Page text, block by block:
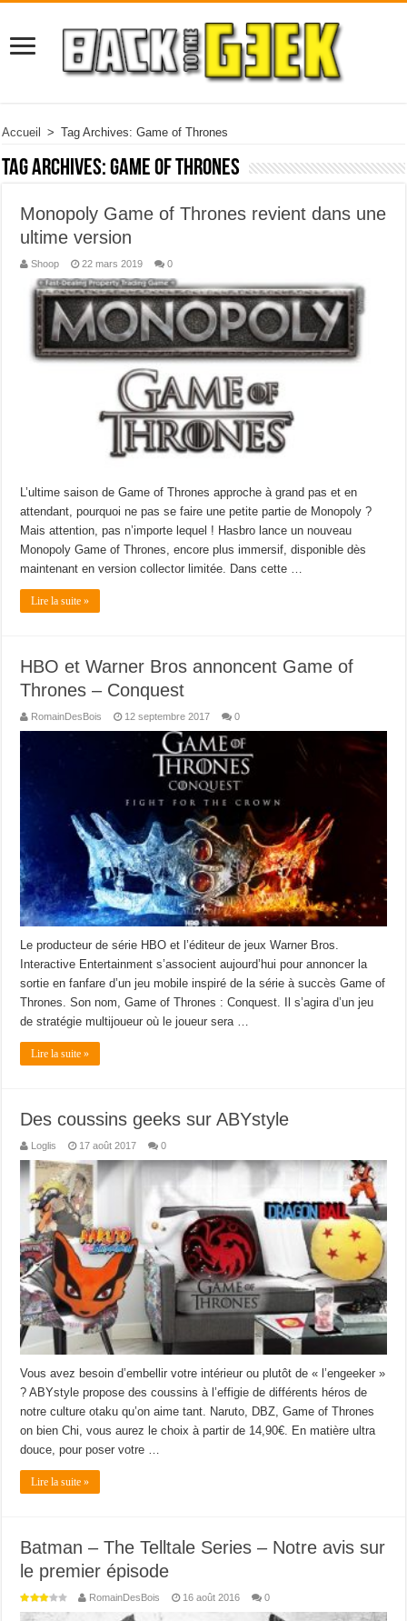
Accueil > Tag Archives: Game of Thrones
Tag Archives:Game of Thrones
Monopoly Game of Thrones revient dans une
ultime version
Shoop 22 mars 2019 0
L’ultime saison de Game of Thrones approche à grand pas et en
attendant, pourquoi ne pas se faire une petite partie de Monopoly ?
Mais attention, pas n’importe lequel ! Hasbro lance un nouveau
Monopoly Game of Thrones, encore plus immersif, disponible dès
maintenant en version collector limitée. Dans cette …
Lire la suite »
HBO et Warner Bros annoncent Game of
Thrones – Conquest
RomainDesBois 12 septembre 2017 0
Le producteur de série HBO et l’éditeur de jeux Warner Bros.
Interactive Entertainment s’associent aujourd’hui pour annoncer la
sortie en fanfare d’un jeu mobile inspiré de la série à succès Game of
Thrones. Son nom, Game of Thrones : Conquest. Il s’agira d’un jeu
de stratégie multijoueur où le joueur sera …
Lire la suite »
Des coussins geeks sur ABYstyle
Loglis 17 août 2017 0
Vous avez besoin d’embellir votre intérieur ou plutôt de « l’engeeker »
? ABYstyle propose des coussins à l’effigie de différents héros de
notre culture otaku qu’on aime tant. Naruto, DBZ, Game of Thrones
on bien Chi, vous aurez le choix à partir de 14,90€. En matière ultra
douce, pour poser votre …
Lire la suite »
Batman – The Telltale Series – Notre avis sur
le premier épisode
RomainDesBois 16 août 2016 0